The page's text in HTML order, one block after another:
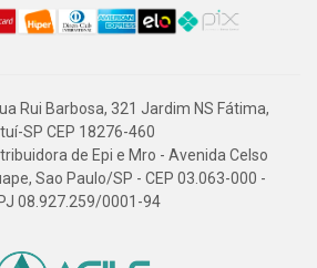
Rui Barbosa, 321 Jardim NS Fátima,
SP CEP 18276-460
de Epi e Mro - Avenida Celso
Sao Paulo/SP - CEP 03.063-000 -
08.927.259/0001-94